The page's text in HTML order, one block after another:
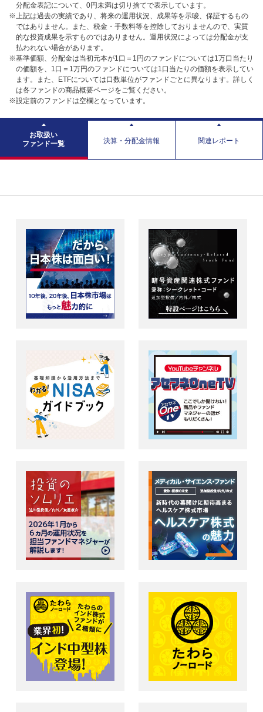
分配金表記について、0円未満は切り捨てで表示しています。
※上記は過去の実績であり、将来の運用状況、成果等を示唆、保証するもの
ではありません。また、税金・手数料等を控除しておりませんので、実質
的な投資成果を示すものではありません。運用状況によっては分配金が支
払われない場合があります。
※基準価額、分配金は当初元本が1口＝1円のファンドについては1万口当たり
の価額を、1口＝1万円のファンドについては1口当たりの価額を表示してい
ます。また、ETFについては口数単位がファンドごとに異なります。詳しく
は各ファンドの商品概要ページをご覧ください。
※設定前のファンドは空欄となっています。
お取扱い
ファンド一覧
決算・分配金情報 関連レポート